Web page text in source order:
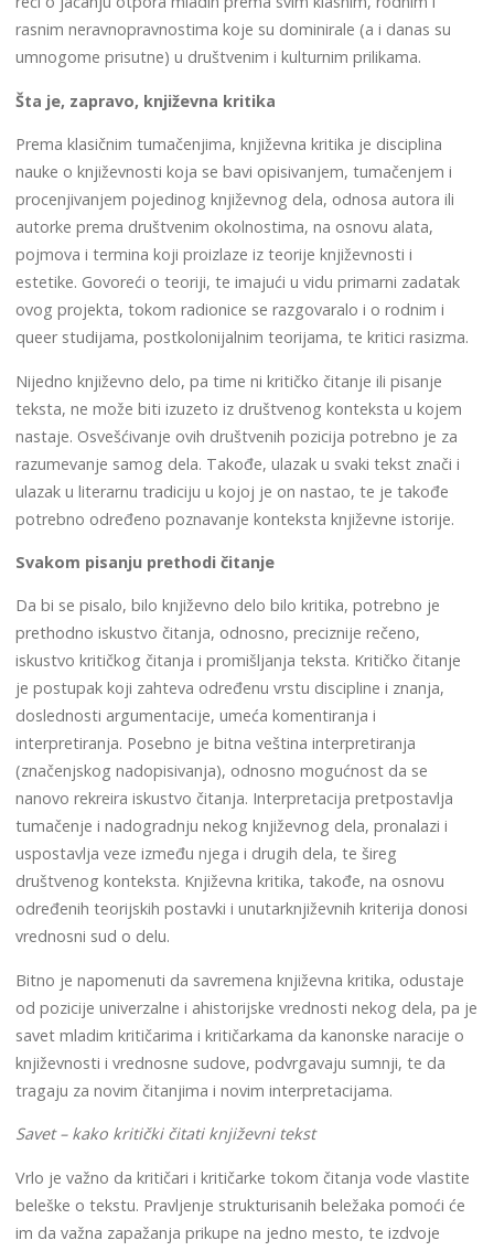
rasnim neravnopravnostima koje su dominirale (a i danas su
umnogome prisutne) u društvenim i kulturnim prilikama.
Šta je, zapravo, književna kritika
Prema klasičnim tumačenjima, književna kritika je disciplina
nauke o književnosti koja se bavi opisivanjem, tumačenjem i
procenjivanjem pojedinog književnog dela, odnosa autora ili
autorke prema društvenim okolnostima, na osnovu alata,
pojmova i termina koji proizlaze iz teorije književnosti i
estetike. Govoreći o teoriji, te imajući u vidu primarni zadatak
ovog projekta, tokom radionice se razgovaralo i o rodnim i
queer studijama, postkolonijalnim teorijama, te kritici rasizma.
Nijedno književno delo, pa time ni kritičko čitanje ili pisanje
teksta, ne može biti izuzeto iz društvenog konteksta u kojem
nastaje. Osvešćivanje ovih društvenih pozicija potrebno je za
razumevanje samog dela. Takođe, ulazak u svaki tekst znači i
ulazak u literarnu tradiciju u kojoj je on nastao, te je takođe
potrebno određeno poznavanje konteksta književne istorije.
Svakom pisanju prethodi čitanje
Da bi se pisalo, bilo književno delo bilo kritika, potrebno je
prethodno iskustvo čitanja, odnosno, preciznije rečeno,
iskustvo kritičkog čitanja i promišljanja teksta. Kritičko čitanje
je postupak koji zahteva određenu vrstu discipline i znanja,
doslednosti argumentacije, umeća komentiranja i
interpretiranja. Posebno je bitna veština interpretiranja
(značenjskog nadopisivanja), odnosno mogućnost da se
nanovo rekreira iskustvo čitanja. Interpretacija pretpostavlja
tumačenje i nadogradnju nekog književnog dela, pronalazi i
uspostavlja veze između njega i drugih dela, te šireg
društvenog konteksta. Književna kritika, takođe, na osnovu
određenih teorijskih postavki i unutarknjiževnih kriterija donosi
vrednosni sud o delu.
Bitno je napomenuti da savremena književna kritika, odustaje
od pozicije univerzalne i ahistorijske vrednosti nekog dela, pa je
savet mladim kritičarima i kritičarkama da kanonske naracije o
književnosti i vrednosne sudove, podvrgavaju sumnji, te da
tragaju za novim čitanjima i novim interpretacijama.
Savet – kako kritički čitati književni tekst
Vrlo je važno da kritičari i kritičarke tokom čitanja vode vlastite
beleške o tekstu. Pravljenje strukturisanih beležaka pomoći će
im da važna zapažanja prikupe na jedno mesto, te izdvoje